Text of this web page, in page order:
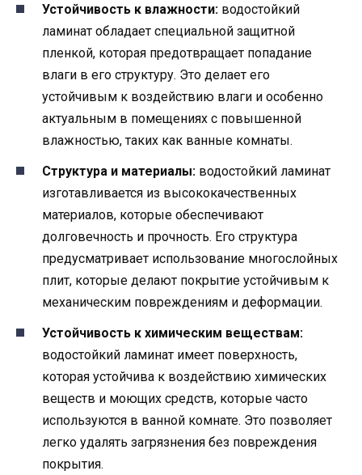
Устойчивость к влажности: водостойкий
ламинат обладает специальной защитной
пленкой, которая предотвращает попадание
влаги в его структуру. Это делает его
устойчивым к воздействию влаги и особенно
актуальным в помещениях с повышенной
влажностью, таких как ванные комнаты.
Структура и материалы: водостойкий ламинат
изготавливается из высококачественных
материалов, которые обеспечивают
долговечность и прочность. Его структура
предусматривает использование многослойных
плит, которые делают покрытие устойчивым к
механическим повреждениям и деформации.
Устойчивость к химическим веществам:
водостойкий ламинат имеет поверхность,
которая устойчива к воздействию химических
веществ и моющих средств, которые часто
используются в ванной комнате. Это позволяет
легко удалять загрязнения без повреждения
покрытия.